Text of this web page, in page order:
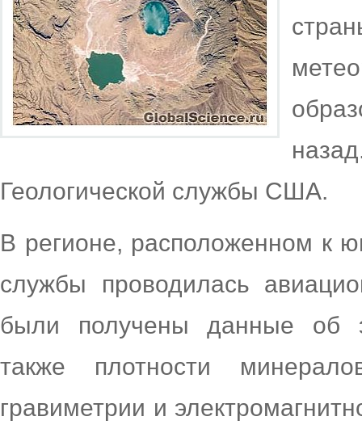
Геологической службы США.
В регионе, расположенном к
службы проводилась
были получены данные об
также плотности
гравиметрии и